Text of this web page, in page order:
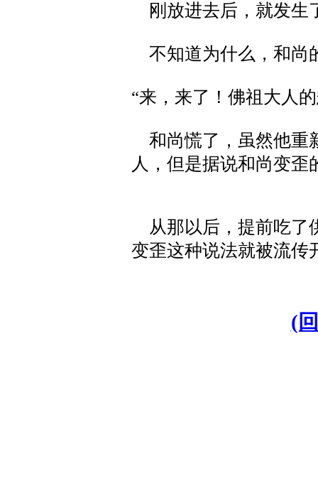
刚放进去后，就发生
不知道为什么，和尚
“来，来了！佛祖大人
和尚慌了，虽然他重
人，但是据说和尚变
从那以后，提前吃了
变歪这种说法就被流传
(